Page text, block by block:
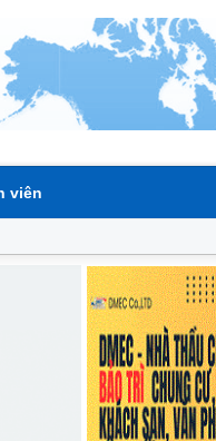
viên